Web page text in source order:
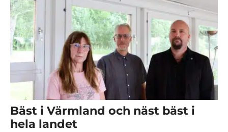
Bäst i Värmland och näst bäst i
hela landet